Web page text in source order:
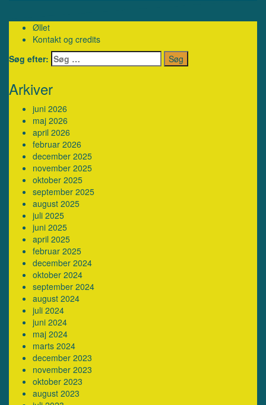
Øllet
Kontakt og credits
Søg efter:
Arkiver
juni 2026
maj 2026
april 2026
februar 2026
december 2025
november 2025
oktober 2025
september 2025
august 2025
juli 2025
juni 2025
april 2025
februar 2025
december 2024
oktober 2024
september 2024
august 2024
juli 2024
juni 2024
maj 2024
marts 2024
december 2023
november 2023
oktober 2023
august 2023